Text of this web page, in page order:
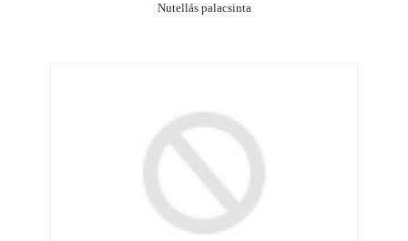
Nutellás palacsinta